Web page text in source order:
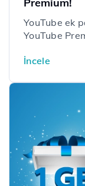
YouTube ek
YouTube
İncele